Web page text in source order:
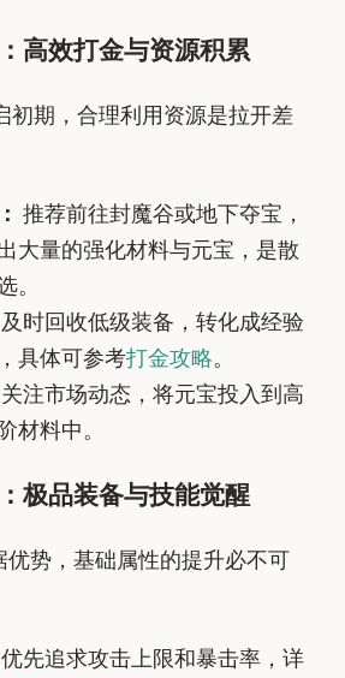
高效打金与资源积累
初期，合理利用资源是拉开差
推荐前往封魔谷或地下夺宝，
大量的强化材料与元宝，是散
。
及时回收低级装备，转化成经验
具体可参考打金攻略。
关注市场动态，将元宝投入到高
材料中。
极品装备与技能觉醒
优势，基础属性的提升必不可
优先追求攻击上限和暴击率，详